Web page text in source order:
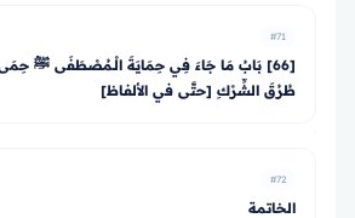
#71
[66] بَابُ مَا جَاءَ فِي حِمَايَةَ الْـمُصْطَفَى ﷺ
طُرُقَ الشِّرْكِ [حتَّى في الألفاظ]
#72
الخاتمة